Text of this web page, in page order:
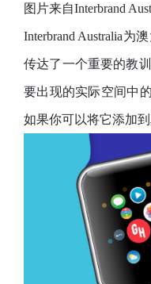
图片来自Interbrand
Interbrand Australia为
传达了一个重要的教
要出现的实际空间中
如果你可以将它添加